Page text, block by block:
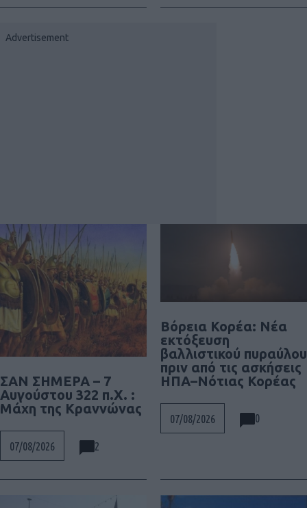
ΣΑΝ ΣΗΜΕΡΑ – 7
Αυγούστου 322 π.Χ. :
Μάχη της Κραννώνας
07/08/2026 2
Βόρεια Κορέα: Νέα
εκτόξευση
βαλλιστικού πυραύλου
πριν από τις ασκήσεις
ΗΠΑ–Νότιας Κορέας
07/08/2026 0